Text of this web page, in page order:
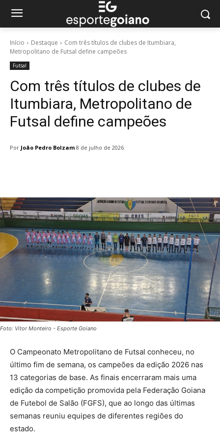
Início Destaque
Com três títulos de clubes de Itumbiara,
Metropolitano de Futsal define campeões
Futsal
Com três títulos de clubes de
Itumbiara, Metropolitano de
Futsal define campeões
Por João Pedro Bolzam 8 de julho de 2026
Foto: Vitor Monteiro - Esporte Goiano
O Campeonato Metropolitano de Futsal conheceu, no
último fim de semana, os campeões da edição 2026 nas
13 categorias de base. As finais encerraram mais uma
edição da competição promovida pela Federação Goiana
de Futebol de Salão (FGFS), que ao longo das últimas
semanas reuniu equipes de diferentes regiões do
estado.